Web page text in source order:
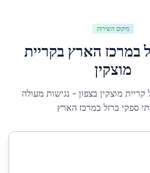
מיקום השירות
במרכז הארץ בקריית
מוצקין
קריית מוצקין בצפון - נגישות מעולה
ספקי ברזל במרכז הארץ